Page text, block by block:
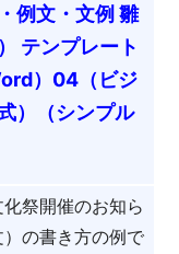
例文・文例 雛
テンプレート
）04（ビジ
）（シンプル
祭開催のお知ら
の書き方の例で